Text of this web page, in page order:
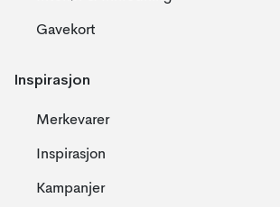
Gavekort
Inspirasjon
Merkevarer
Inspirasjon
Kampanjer